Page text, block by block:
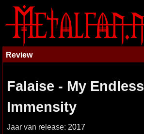
Review
Falaise - My Endless
Immensity
Jaar van release: 2017